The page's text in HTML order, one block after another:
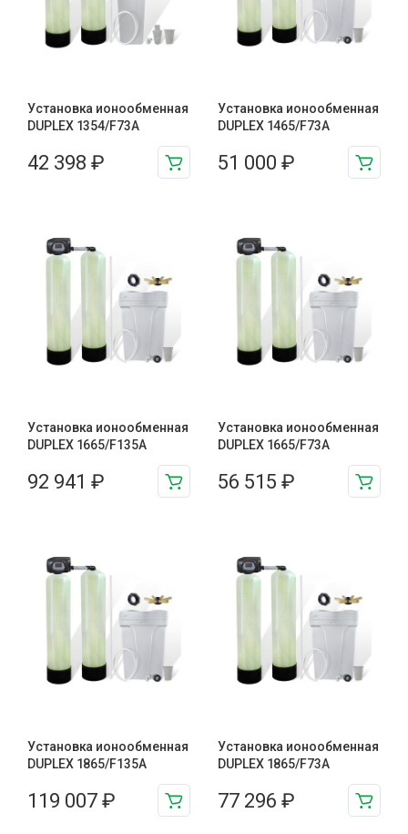
Установка ионообменная
DUPLEX 1354/F73A
42 398 ₽
Установка ионообменная
DUPLEX 1465/F73A
51 000 ₽
Установка ионообменная
DUPLEX 1665/F135A
92 941 ₽
Установка ионообменная
DUPLEX 1665/F73A
56 515 ₽
Установка ионообменная
DUPLEX 1865/F135A
119 007 ₽
Установка ионообменная
DUPLEX 1865/F73A
77 296 ₽